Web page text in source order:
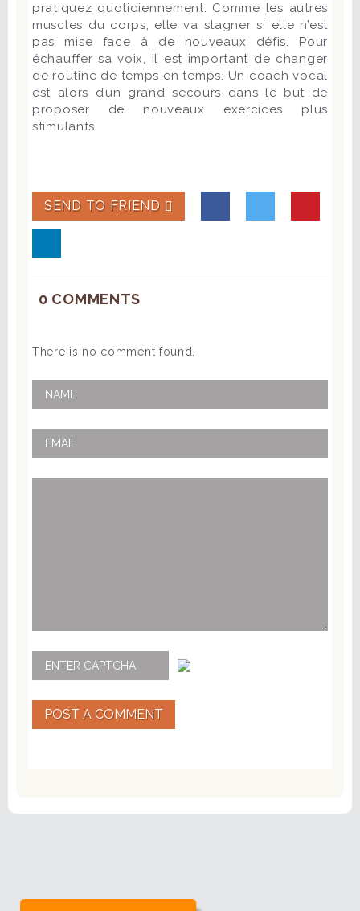
pratiquez quotidiennement. Comme les autres
muscles du corps, elle va stagner si elle n’est
pas mise face à de nouveaux défis. Pour
échauffer sa voix, il est important de changer
de routine de temps en temps. Un coach vocal
est alors d’un grand secours dans le but de
proposer de nouveaux exercices plus
stimulants.
SEND TO FRIEND
0 COMMENTS
There is no comment found.
POST A COMMENT